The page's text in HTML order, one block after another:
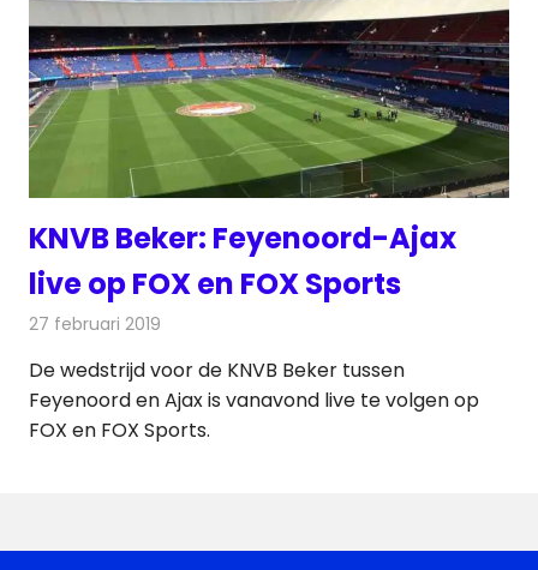
KNVB Beker: Feyenoord-Ajax
live op FOX en FOX Sports
27 februari 2019
De wedstrijd voor de KNVB Beker tussen
Feyenoord en Ajax is vanavond live te volgen op
FOX en FOX Sports.